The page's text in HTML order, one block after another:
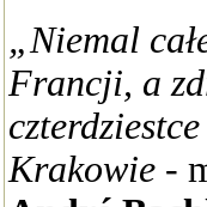
„Niemal
Francji, a
Krakowie -